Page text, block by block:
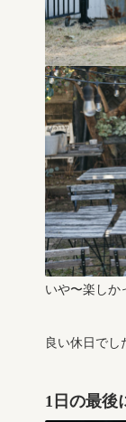
いや〜楽しか
良い休日でし
1日の最後